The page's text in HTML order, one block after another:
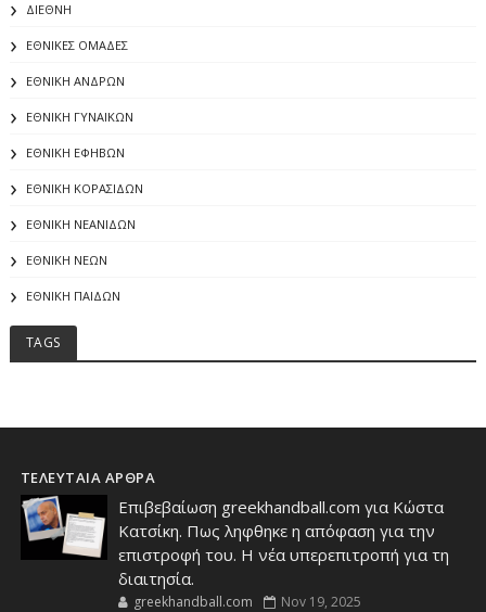
ΔΙΕΘΝΗ
ΕΘΝΙΚΕΣ ΟΜΑΔΕΣ
ΕΘΝΙΚΗ ΑΝΔΡΩΝ
ΕΘΝΙΚΗ ΓΥΝΑΙΚΩΝ
ΕΘΝΙΚΗ ΕΦΗΒΩΝ
ΕΘΝΙΚΗ ΚΟΡΑΣΙΔΩΝ
ΕΘΝΙΚΗ ΝΕΑΝΙΔΩΝ
ΕΘΝΙΚΗ ΝΕΩΝ
ΕΘΝΙΚΗ ΠΑΙΔΩΝ
TAGS
ΤΕΛΕΥΤΑΙΑ ΑΡΘΡΑ
Επιβεβαίωση greekhandball.com για Κώστα
Κατσίκη. Πως ληφθηκε η απόφαση για την
επιστροφή του. Η νέα υπερεπιτροπή για τη
διαιτησία.
greekhandball.com Nov 19, 2025